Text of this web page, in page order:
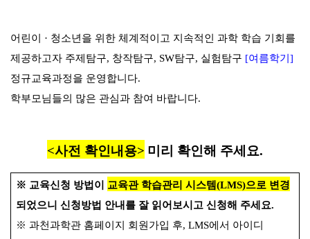
어린이 · 청소년을 위한 체계적이고 지속적인 과학 학습 기회를
제공하고자 주제탐구, 창작탐구, SW탐구, 실험탐구 [여름학기 ]
정규교육과정을 운영합니다.
학부모님들의 많은 관심과 참여 바랍니다.
<사전 확인내용> 미리 확인해 주세요.
※ 교육신청 방법이 교육관 학습관리 시스템(LMS)으로 변경
되었으니 신청방법 안내를 잘 읽어보시고 신청해 주세요.
※ 과천과학관 홈페이지 회원가입 후, LMS에서 아이디